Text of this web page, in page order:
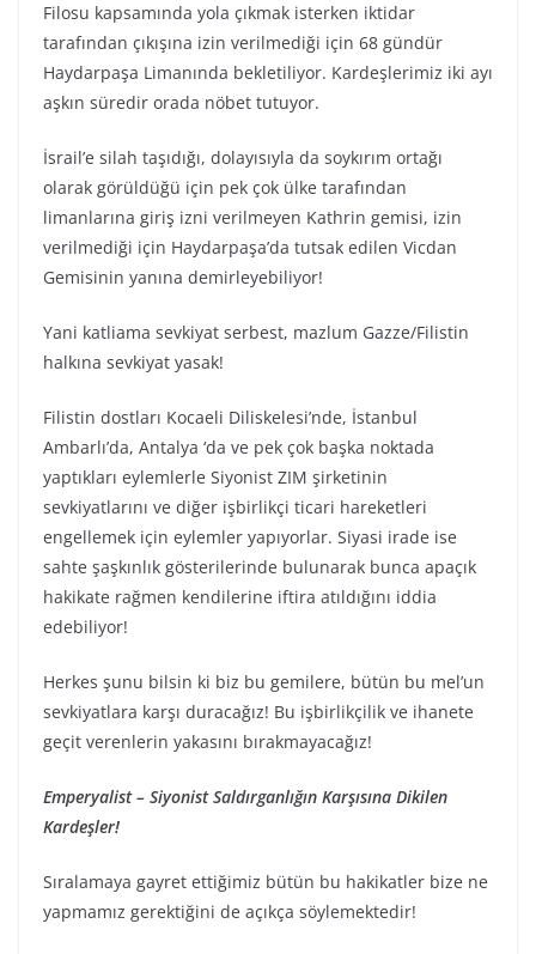
Filosu kapsamında yola çıkmak isterken iktidar
tarafından çıkışına izin verilmediği için 68 gündür
Haydarpaşa Limanında bekletiliyor. Kardeşlerimiz iki ayı
aşkın süredir orada nöbet tutuyor.
İsrail’e silah taşıdığı, dolayısıyla da soykırım ortağı
olarak görüldüğü için pek çok ülke tarafından
limanlarına giriş izni verilmeyen Kathrin gemisi, izin
verilmediği için Haydarpaşa’da tutsak edilen Vicdan
Gemisinin yanına demirleyebiliyor!
Yani katliama sevkiyat serbest, mazlum Gazze/Filistin
halkına sevkiyat yasak!
Filistin dostları Kocaeli Diliskelesi’nde, İstanbul
Ambarlı’da, Antalya ‘da ve pek çok başka noktada
yaptıkları eylemlerle Siyonist ZIM şirketinin
sevkiyatlarını ve diğer işbirlikçi ticari hareketleri
engellemek için eylemler yapıyorlar. Siyasi irade ise
sahte şaşkınlık gösterilerinde bulunarak bunca apaçık
hakikate rağmen kendilerine iftira atıldığını iddia
edebiliyor!
Herkes şunu bilsin ki biz bu gemilere, bütün bu mel’un
sevkiyatlara karşı duracağız! Bu işbirlikçilik ve ihanete
geçit verenlerin yakasını bırakmayacağız!
Emperyalist – Siyonist Saldırganlığın Karşısına Dikilen
Kardeşler!
Sıralamaya gayret ettiğimiz bütün bu hakikatler bize ne
yapmamız gerektiğini de açıkça söylemektedir!